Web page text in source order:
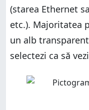
(starea Ethernet
etc.). Majoritatea
un alb
selectezi ca să